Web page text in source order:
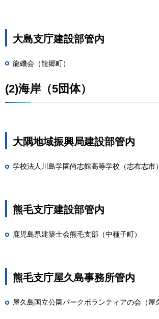
大島支庁建設部管内
龍磯会（龍郷町）
(2)海岸（5団体）
大隅地域振興局建設部管内
学校法人川島学園尚志館高等学校（志布志市）
熊毛支庁建設部管内
鹿児島県建築士会熊毛支部（中種子町）
熊毛支庁屋久島事務所管内
屋久島国立公園パークボランティアの会（屋